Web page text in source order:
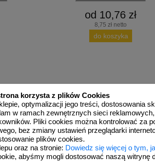
korzysta z plików Cookies
optymalizacji jego treści, dostosowania
w ramach zewnętrznych sieci
Pliki cookies można kontrolować za
bez zmiany ustawień przeglądarki
plików cookies.
oraz na stronie: Dowiedz się więcej o tym,
abyśmy mogli dostosować naszą witrynę
od 10,76 zł
8,75 zł netto
do koszyka